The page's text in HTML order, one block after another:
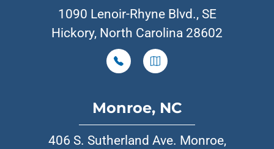
1090 Lenoir-Rhyne Blvd., SE
Hickory, North Carolina 28602
Monroe, NC
406 S. Sutherland Ave. Monroe,